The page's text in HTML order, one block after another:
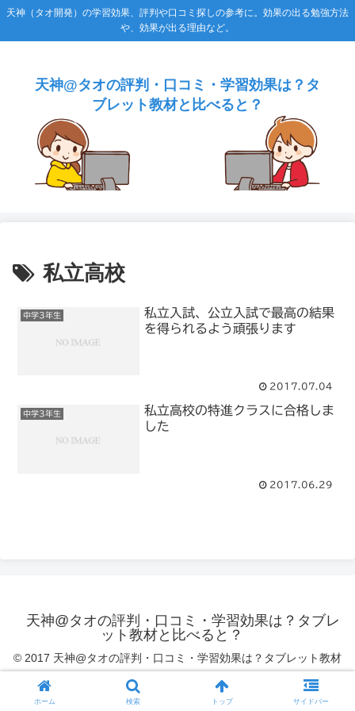
天神（タオ開発）の学習効果、評判や口コミ探しの参考に。効果の出る勉強方法
や、効果が出る理由など。
天神@タオの評判・口コミ・学習効果は？タ
ブレット教材と比べると？
私立高校
中学3年生
私立入試、公立入試で最高の結果
を得られるよう頑張ります
2017.07.04
中学3年生
私立高校の特進クラスに合格しま
した
2017.06.29
天神@タオの評判・口コミ・学習効果は？タブレ
ット教材と比べると？
© 2017 天神@タオの評判・口コミ・学習効果は？タブレット教材
ホーム 検索 トップ サイドバー